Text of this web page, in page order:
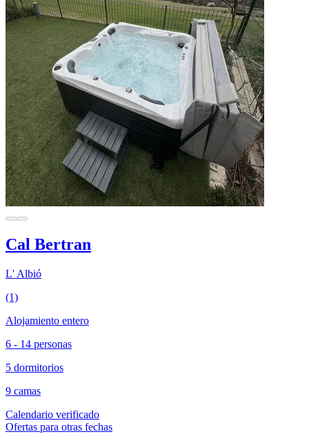
Cal Bertran
L' Albió
(1)
Alojamiento entero
6 - 14 personas
5 dormitorios
9 camas
Calendario verificado
Ofertas para otras fechas